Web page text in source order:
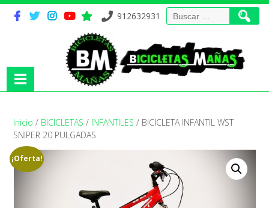
912632931 Buscar:
Inicio / BICICLETAS / INFANTILES / BICICLETA INFANTIL WST
SNIPER 20 PULGADAS
¡Oferta!